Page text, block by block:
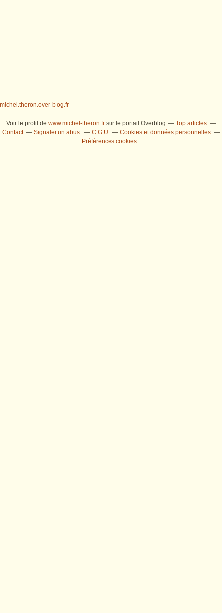
michel.theron.over-blog.fr
Voir le profil de www.michel-theron.fr sur le portail Overblog
Top articles
Contact
Signaler un abus C.G.U.
Cookies et données personnelles
Préférences cookies